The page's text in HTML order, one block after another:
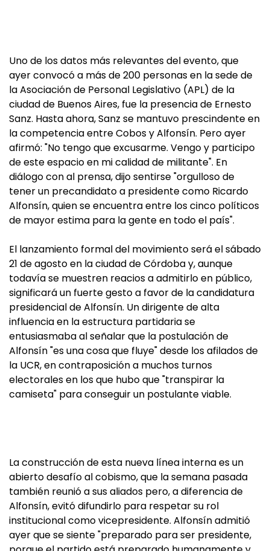
Uno de los datos más relevantes del evento, que
ayer convocó a más de 200 personas en la sede de
la Asociación de Personal Legislativo (APL) de la
ciudad de Buenos Aires, fue la presencia de Ernesto
Sanz. Hasta ahora, Sanz se mantuvo prescindente en
la competencia entre Cobos y Alfonsín. Pero ayer
afirmó: "No tengo que excusarme. Vengo y participo
de este espacio en mi calidad de militante". En
diálogo con al prensa, dijo sentirse "orgulloso de
tener un precandidato a presidente como Ricardo
Alfonsín, quien se encuentra entre los cinco políticos
de mayor estima para la gente en todo el país".
El lanzamiento formal del movimiento será el sábado
21 de agosto en la ciudad de Córdoba y, aunque
todavía se muestren reacios a admitirlo en público,
significará un fuerte gesto a favor de la candidatura
presidencial de Alfonsín. Un dirigente de alta
influencia en la estructura partidaria se
entusiasmaba al señalar que la postulación de
Alfonsín "es una cosa que fluye" desde los afilados de
la UCR, en contraposición a muchos turnos
electorales en los que hubo que "transpirar la
camiseta" para conseguir un postulante viable.
La construcción de esta nueva línea interna es un
abierto desafío al cobismo, que la semana pasada
también reunió a sus aliados pero, a diferencia de
Alfonsín, evitó difundirlo para respetar su rol
institucional como vicepresidente. Alfonsín admitió
ayer que se siente "preparado para ser presidente,